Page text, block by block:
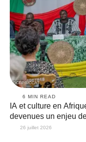
6 MIN READ
IA et culture en
devenues un enjeu
26 juillet 2026